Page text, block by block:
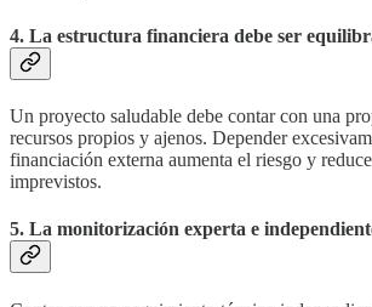
4. La estructura financiera debe ser
Un proyecto saludable debe contar con una
recursos propios y ajenos. Depender
financiación externa aumenta el riesgo y
imprevistos.
5. La monitorización experta e